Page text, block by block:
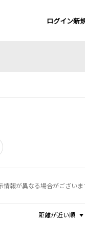
ログイン新
報が異なる場合がございま
距離が近い順